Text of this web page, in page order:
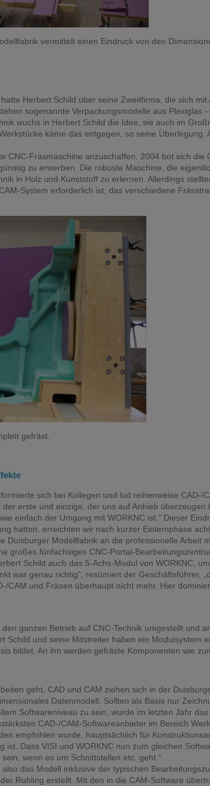
vermittelt einen Eindruck von den
Herbert Schild über seine Zweitfirma, die sich
sogenannte Verpackungsmodelle aus Plexiglas
wuchs in Herbert Schild die Idee, sie auch im
käme das entgegen, so seine
CNC-Fräsmaschine anzuschaffen. 2004 bot sich
zu erwerben. Die robuste Maschine, die
in Holz und Kunststoff zu erlernen. Allerdings
System erforderlich ist, das verschiedene
gefräst.
sich bei Kollegen und lud reihenweise
der erste und einzige, der uns auf Anhieb
einfach der Umgang mit WORKNC ist.“ Dieser
hatten, erreichten wir nach kurzer Einlernphase
Duisburger Modellfabrik an die professionelle Arbeit
großes fünfachsiges CNC-Portal-
Schild auch das 5-Achs-Modul von WORKNC,
war genau richtig“, resümiert der Geschäftsführer,
CAM und Fräsen überhaupt nicht mehr. Hier
ganzen Betrieb auf CNC-Technik umgestellt und
Schild und seine Mitstreiter haben ein Modulsystem
bildet. An ihn werden gefräste Komponenten wie
geht, CAD und CAM ziehen sich in der
Datenmodell. Sollten als Basis nur
Softwareniveau zu sein, wurde im letzten Jahr
CAD-/CAM-Softwareanbieter im Bereich
empfohlen wurde, hauptsächlich für
ist. Dass VISI und WORKNC nun zum gleichen
wenn es um Schnittstellen etc. geht.“
das Modell inklusive der typischen
Rohling erstellt. Mit den in die CAM-Software